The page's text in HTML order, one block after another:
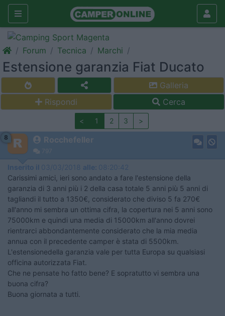
Forum Tecnica Marchi
Estensione garanzia Fiat Ducato
Galleria
Rispondi
Cerca
< 1 2 3 >
8 Rocchefeller
797
Inserito il 03/03/2018 alle: 08:20:42
Carissimi amici, ieri sono andato a fare l'estensione della
garanzia di 3 anni più i 2 della casa totale 5 anni più 5 anni di
tagliandi il tutto a 1350€, considerato che diviso 5 fa 270€
all'anno mi sembra un ottima cifra, la copertura nei 5 anni sono
75000km e quindi una media di 15000km all'anno dovrei
rientrarci abbondantemente considerato che la mia media
annua con il precedente camper è stata di 5500km.
L'estensionedella garanzia vale per tutta Europa su qualsiasi
officina autorizzata Fiat.
Che ne pensate ho fatto bene? E sopratutto vi sembra una
buona cifra?
Buona giornata a tutti.